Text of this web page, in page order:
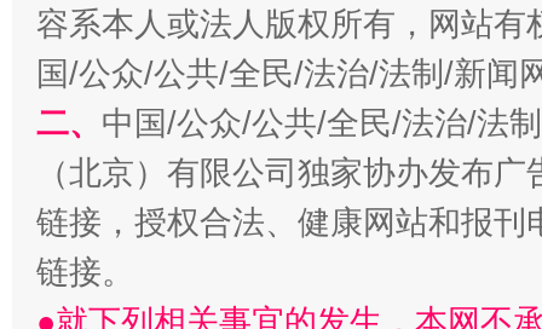
揭开“小金库”的免责幌子
容系本人或法人版权所有，网站
国/公众/公共/全民/法治/法制/新闻
二、 中国/公众/公共/全民/法治/法
（北京）有限公司独家协办发布
链接，授权合法、健康网站和报
链接。
●就下列相关事宜的发生，本网不